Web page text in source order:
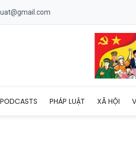
PODCASTS PHÁP LUẬT XÃ HỘI